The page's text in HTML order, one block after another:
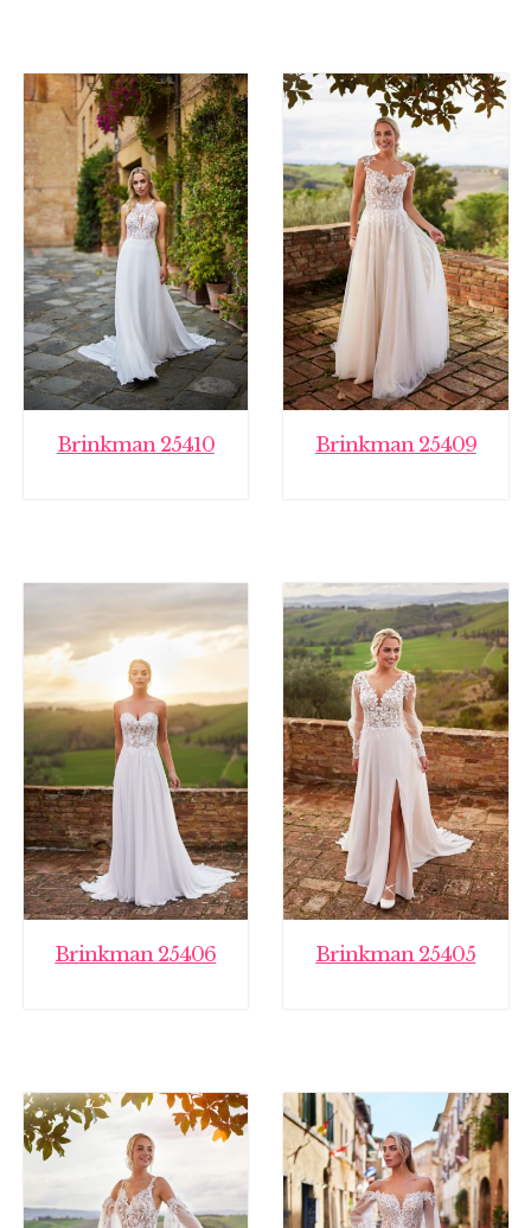
Brinkman 25410 Brinkman 25409
Brinkman 25406 Brinkman 25405